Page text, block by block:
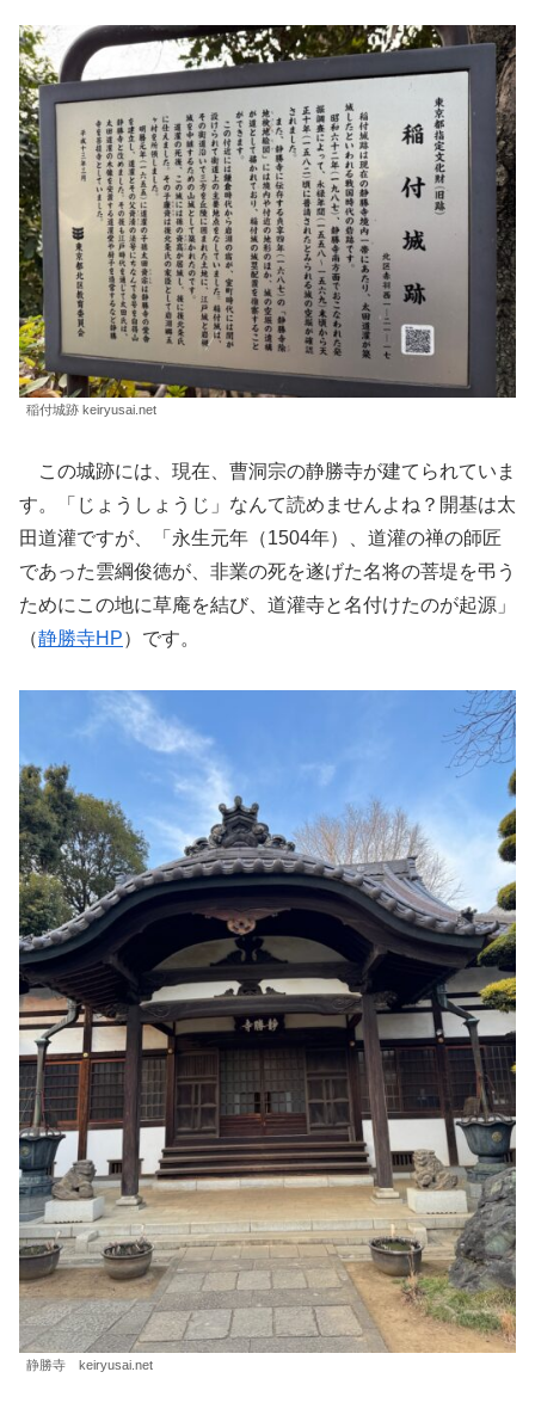
稲付城跡 keiryusai.net
この城跡には、現在、曹洞宗の静勝寺が建てられていま
す。「じょうしょうじ」なんて読めませんよね？開基は太
田道灌ですが、「永生元年（1504年）、道灌の禅の師匠
であった雲綱俊徳が、非業の死を遂げた名将の菩堤を弔う
ためにこの地に草庵を結び、道灌寺と名付けたのが起源」
（静勝寺HP）です。
静勝寺 keiryusai.net